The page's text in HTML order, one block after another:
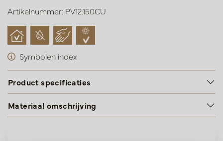
Artikelnummer: PV12.150CU
Symbolen index
Product specificaties
Materiaal omschrijving